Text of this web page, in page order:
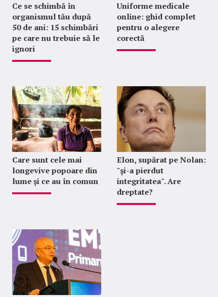
Ce se schimbă în
organismul tău după
50 de ani: 15 schimbări
pe care nu trebuie să le
ignori
Uniforme medicale
online: ghid complet
pentru o alegere
corectă
Care sunt cele mai
longevive popoare din
lume și ce au în comun
Elon, supărat pe Nolan:
"şi-a pierdut
integritatea". Are
dreptate?